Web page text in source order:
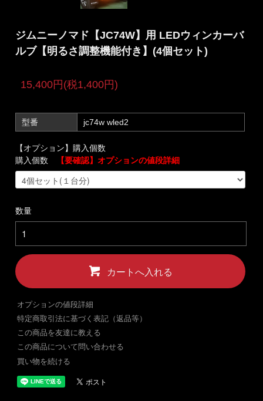
ジムニーノマド【JC74W】用 LEDウィンカーバ
ルブ【明るさ調整機能付き】(4個セット)
15,400円(税1,400円)
型番 jc74w wled2
【オプション】購入個数
購入個数
【要確認】オプションの値段詳細
数量
カートへ入れる
オプションの値段詳細
特定商取引法に基づく表記（返品等）
この商品を友達に教える
この商品について問い合わせる
買い物を続ける